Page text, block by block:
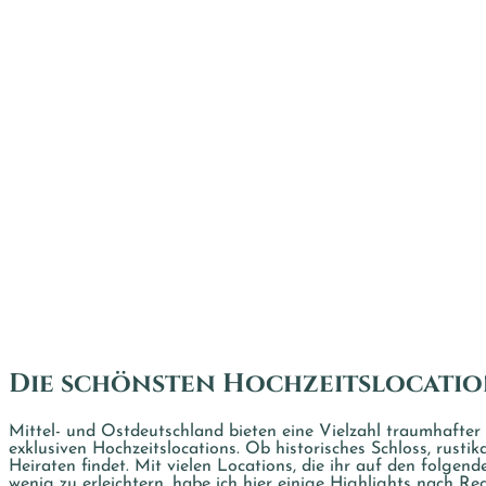
Die schönsten
Mittel- und Ostdeutschland bieten eine Vielzahl
exklusiven Hochzeitslocations. Ob historisches Schloss,
Heiraten findet. Mit vielen Locations, die ihr auf den